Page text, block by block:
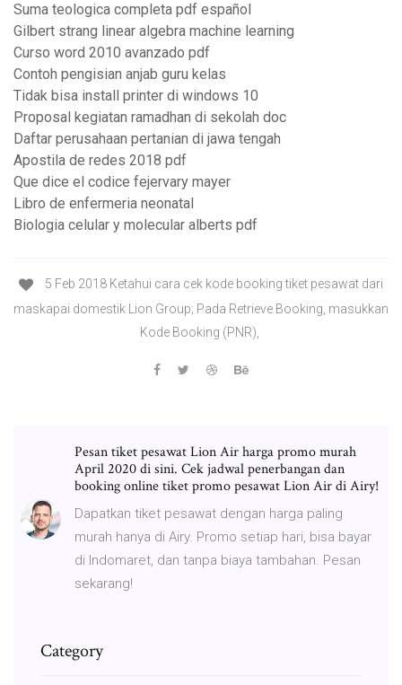
Suma teologica completa pdf español
Gilbert strang linear algebra machine learning
Curso word 2010 avanzado pdf
Contoh pengisian anjab guru kelas
Tidak bisa install printer di windows 10
Proposal kegiatan ramadhan di sekolah doc
Daftar perusahaan pertanian di jawa tengah
Apostila de redes 2018 pdf
Que dice el codice fejervary mayer
Libro de enfermeria neonatal
Biologia celular y molecular alberts pdf
5 Feb 2018 Ketahui cara cek kode booking tiket pesawat dari
maskapai domestik Lion Group; Pada Retrieve Booking, masukkan
Kode Booking (PNR),
Pesan tiket pesawat Lion Air harga promo murah
April 2020 di sini. Cek jadwal penerbangan dan
booking online tiket promo pesawat Lion Air di Airy!
Dapatkan tiket pesawat dengan harga paling
murah hanya di Airy. Promo setiap hari, bisa bayar
di Indomaret, dan tanpa biaya tambahan. Pesan
sekarang!
Category